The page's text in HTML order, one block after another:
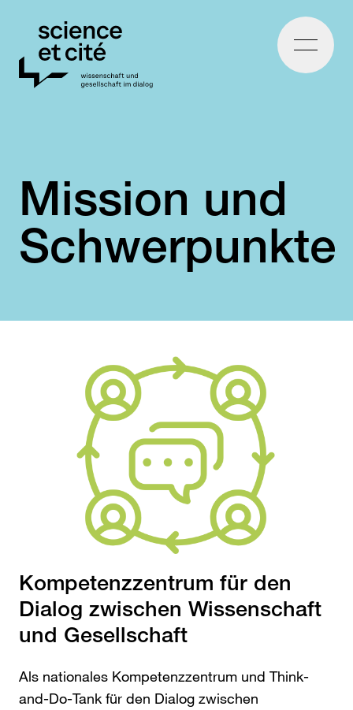
Home
Mission und
Schwerpunkte
Kompetenzzentrum für den
Dialog zwischen Wissenschaft
und Gesellschaft
Als nationales Kompetenzzentrum und Think-
and-Do-Tank für den Dialog zwischen